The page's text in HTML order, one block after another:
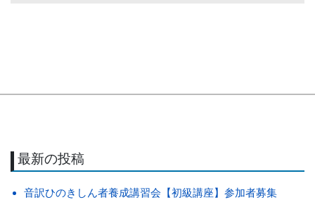
最新の投稿
音訳ひのきしん者養成講習会【初級講座】参加者募集